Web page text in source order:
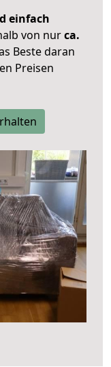
einfach
von nurca.
Beste daran
Preisen